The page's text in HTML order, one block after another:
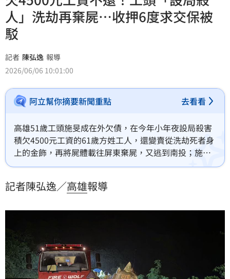
人」洗劫再棄屍…收押6度求交保被
駁
記者 陳弘逸 報導
2026/06/06 10:01:00
阿立幫你摘要新聞重點 去看看
高雄51歲工頭施旻成在外欠債，在今年小年夜設局殺害
積欠4500元工資的61歲方姓工人，還變賣從洗劫死者身
上的金飾，再將屍體載往屏東棄屍，又逃到南投；施男
落網遭收押至今，案件起訴，移審續押，這段期間，他6
滿，被裁定自6月23日起延押2個月。
記者陳弘逸／高雄報導